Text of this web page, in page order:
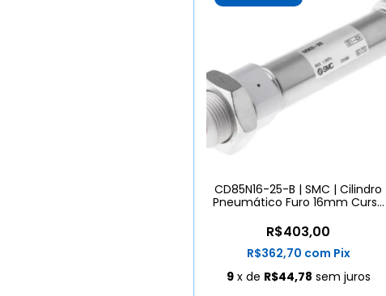
CD85N16-25-B | SMC | Cilindro
Pneumático Furo 16mm Curso
R$403,00
R$362,70 com Pix
9 x de R$44,78 sem juros